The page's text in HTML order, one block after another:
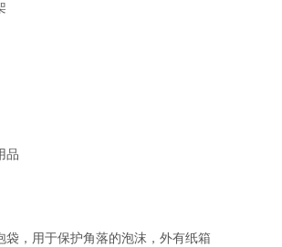
品
袋，用于保护角落的泡沫，外有纸箱